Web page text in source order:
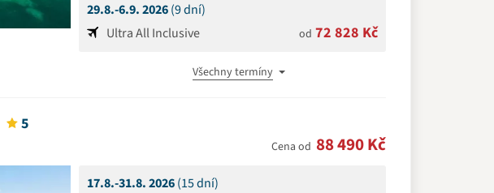
29.8.-6.9. 2026(9 dní)
Ultra All Inclusive
od 72 828 Kč
Všechny termíny
5
Cena od 88 490 Kč
17.8.-31.8. 2026(15 dní)